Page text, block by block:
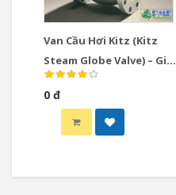
Van Cầu Hơi Kitz (Kitz
Steam Globe Valve) – Giải
Pháp Tối Ưu Cho Hệ
Thống Hơi Công Nghiệp
0 đ